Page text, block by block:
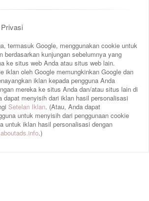
termasuk Google, menggunakan cookie untuk
berdasarkan kunjungan sebelumnya yang
ke situs web Anda atau situs web lain.
iklan oleh Google memungkinkan Google dan
iklan kepada pengguna Anda
mereka ke situs Anda dan/atau situs lain di
dapat menyisih dari iklan hasil personalisasi
Setelan Iklan. (Atau, Anda dapat
untuk menyisih dari penggunaan cookie
untuk iklan hasil personalisasi dengan
.)